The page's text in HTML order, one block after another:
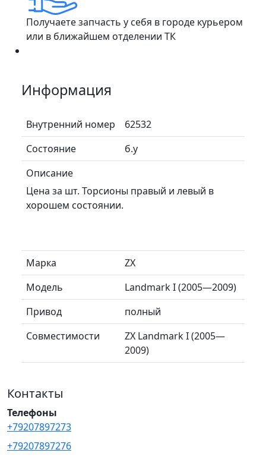
Получаете запчасть у себя в городе курьером
или в ближайшем отделении ТК
Информация
Внутренний номер
62532
Состояние
б.у
Описание
Цена за шт. Торсионы правый и левый в
хорошем состоянии.
Марка
ZX
Модель
Landmark I (2005—2009)
Привод
полный
Совместимости
ZX Landmark I (2005—
2009)
Контакты
Телефоны
+79207897273
+79207897276